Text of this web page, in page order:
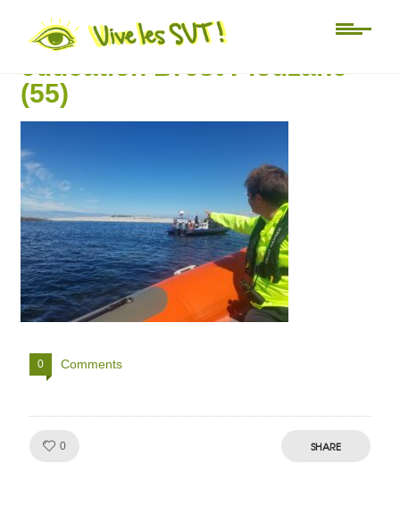
Université d’été Mer
éducation Brest Plouzané
(55)
0 Comments
0 SHARE